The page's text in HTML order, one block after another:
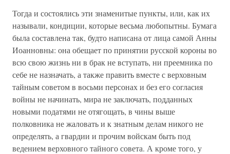
Тогда и состоялись эти знаменитые пункты, или, как их
называли, кондиции, которые весьма любопытны. Бумага
была составлена так, будто написана от лица самой Анны
Иоанновны: она обещает по принятии русской короны во
всю свою жизнь ни в брак не вступать, ни преемника по
себе не назначать, а также править вместе с верховным
тайным советом в восьми персонах и без его согласия
войны не начинать, мира не заключать, подданных
новыми податями не отягощать, в чины выше
полковника не жаловать и к знатным делам никого не
определять, а гвардии и прочим войскам быть под
ведением верховного тайного совета. А кроме того, у